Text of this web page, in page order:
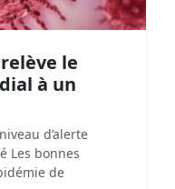
relève le
à un
d’alerte
Les bonnes
de